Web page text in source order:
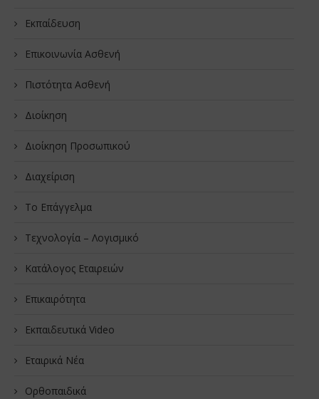
Εκπαίδευση
Επικοινωνία Ασθενή
Πιστότητα Ασθενή
Διοίκηση
Διοίκηση Προσωπικού
Διαχείριση
Το Επάγγελμα
Τεχνολογία – Λογισμικό
Κατάλογος Εταιρειών
Επικαιρότητα
Εκπαιδευτικά Video
Εταιρικά Νέα
Oρθοπαιδικά